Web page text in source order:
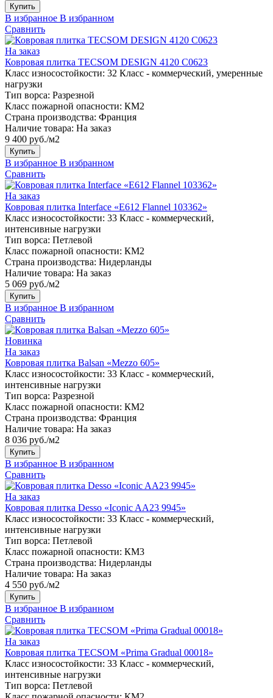
Купить
В избранное В избранном
Сравнить
На заказ
Ковровая плитка TECSOM DESIGN 4120 C0623
Класс износостойкости: 32 Класс - коммерческий, умеренные
нагрузки
Тип ворса: Разрезной
Класс пожарной опасности: КМ2
Страна производства: Франция
Наличие товара: На заказ
9 400 руб./м2
Купить
В избранное В избранном
Сравнить
На заказ
Ковровая плитка Interface «E612 Flannel 103362»
Класс износостойкости: 33 Класс - коммерческий,
интенсивные нагрузки
Тип ворса: Петлевой
Класс пожарной опасности: КМ2
Страна производства: Нидерланды
Наличие товара: На заказ
5 069 руб./м2
Купить
В избранное В избранном
Сравнить
Новинка
На заказ
Ковровая плитка Balsan «Mezzo 605»
Класс износостойкости: 33 Класс - коммерческий,
интенсивные нагрузки
Тип ворса: Разрезной
Класс пожарной опасности: КМ2
Страна производства: Франция
Наличие товара: На заказ
8 036 руб./м2
Купить
В избранное В избранном
Сравнить
На заказ
Ковровая плитка Desso «Iconic AA23 9945»
Класс износостойкости: 33 Класс - коммерческий,
интенсивные нагрузки
Тип ворса: Петлевой
Класс пожарной опасности: КМ3
Страна производства: Нидерланды
Наличие товара: На заказ
4 550 руб./м2
Купить
В избранное В избранном
Сравнить
На заказ
Ковровая плитка TECSOM «Prima Gradual 00018»
Класс износостойкости: 33 Класс - коммерческий,
интенсивные нагрузки
Тип ворса: Петлевой